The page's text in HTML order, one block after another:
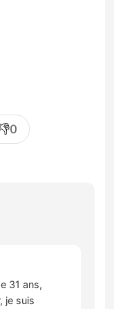
0
31 ans,
je suis